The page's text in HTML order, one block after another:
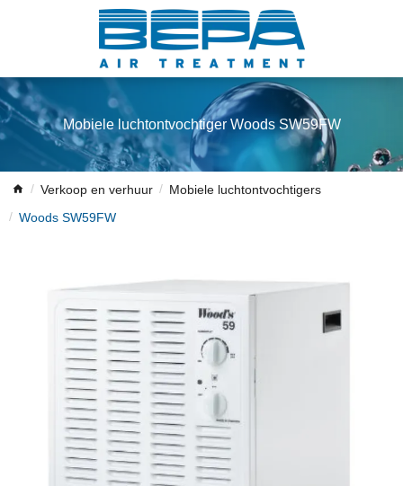
Mobiele luchtontvochtiger Woods SW59FW
Verkoop en verhuur Mobiele luchtontvochtigers
Woods SW59FW